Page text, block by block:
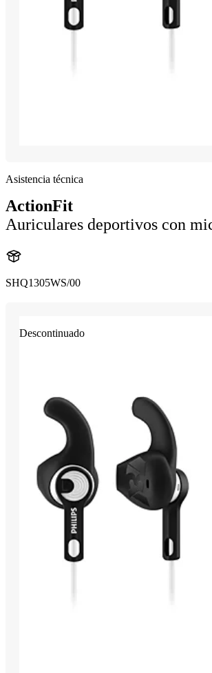
Asistencia técnica
ActionFit
Auriculares deportivos con
SHQ1305WS/00
Descontinuado